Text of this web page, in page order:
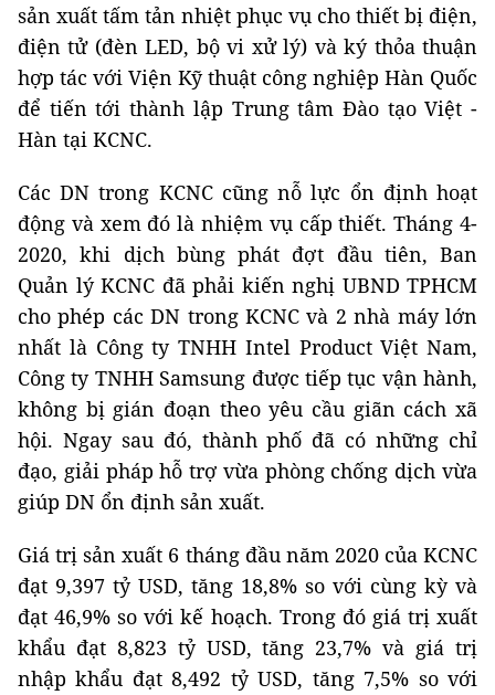
sản xuất tấm tản nhiệt phục vụ cho thiết bị điện,
điện tử (đèn LED, bộ vi xử lý) và ký thỏa thuận
hợp tác với Viện Kỹ thuật công nghiệp Hàn Quốc
để tiến tới thành lập Trung tâm Đào tạo Việt -
Hàn tại KCNC.
Các DN trong KCNC cũng nỗ lực ổn định hoạt
động và xem đó là nhiệm vụ cấp thiết. Tháng 4-
2020, khi dịch bùng phát đợt đầu tiên, Ban
Quản lý KCNC đã phải kiến nghị UBND TPHCM
cho phép các DN trong KCNC và 2 nhà máy lớn
nhất là Công ty TNHH Intel Product Việt Nam,
Công ty TNHH Samsung được tiếp tục vận hành,
không bị gián đoạn theo yêu cầu giãn cách xã
hội. Ngay sau đó, thành phố đã có những chỉ
đạo, giải pháp hỗ trợ vừa phòng chống dịch vừa
giúp DN ổn định sản xuất.
Giá trị sản xuất 6 tháng đầu năm 2020 của KCNC
đạt 9,397 tỷ USD, tăng 18,8% so với cùng kỳ và
đạt 46,9% so với kế hoạch. Trong đó giá trị xuất
khẩu đạt 8,823 tỷ USD, tăng 23,7% và giá trị
nhập khẩu đạt 8,492 tỷ USD, tăng 7,5% so với